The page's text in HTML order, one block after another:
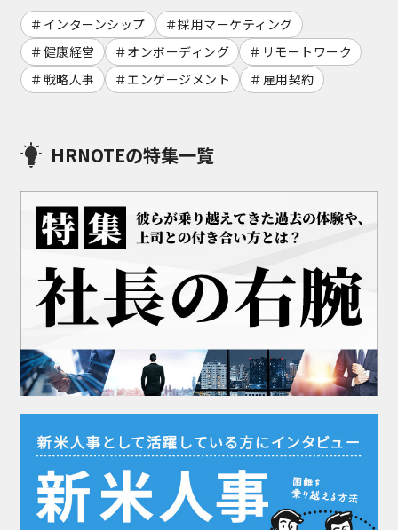
インターンシップ
採用マーケティング
健康経営
オンボーディング
リモートワーク
戦略人事
エンゲージメント 雇用契約
HRNOTEの特集一覧